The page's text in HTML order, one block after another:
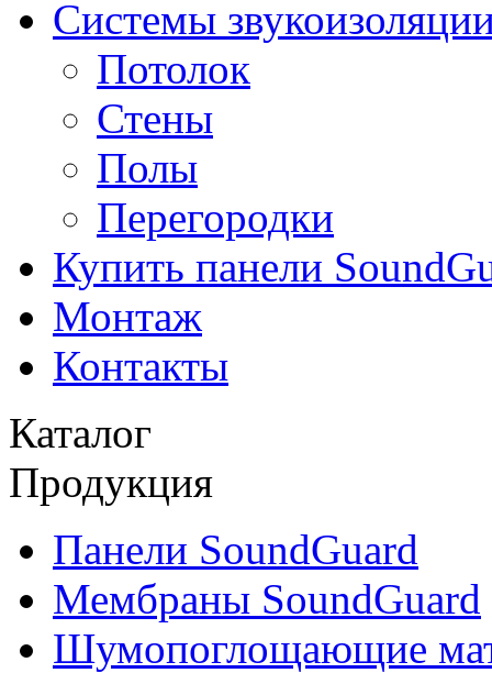
Системы
Потолок
Стены
Полы
Перегородки
Купить панели
Монтаж
Контакты
Каталог
Продукция
Панели SoundGuard
Мембраны SoundGuard
Шумопоглощающие